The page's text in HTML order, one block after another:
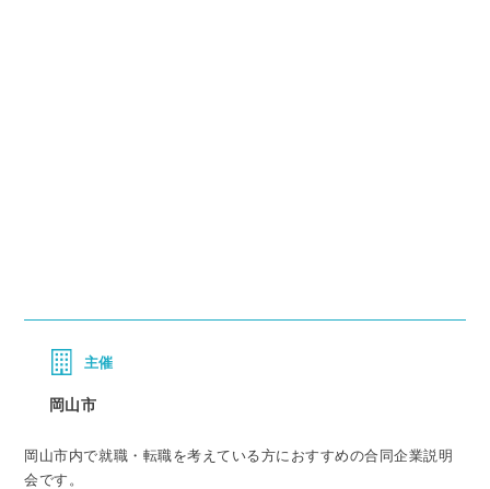
主催
岡山市
岡山市内で就職・転職を考えている方におすすめの合同企業説明
会です。